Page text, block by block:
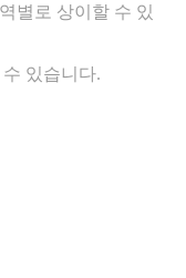
별로 상이할 수 있
있습니다.